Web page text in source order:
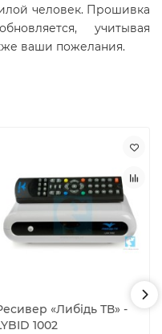
человек. Прошивка
учитывая
ваши пожелания.
«Либiдь ТВ» -
1002